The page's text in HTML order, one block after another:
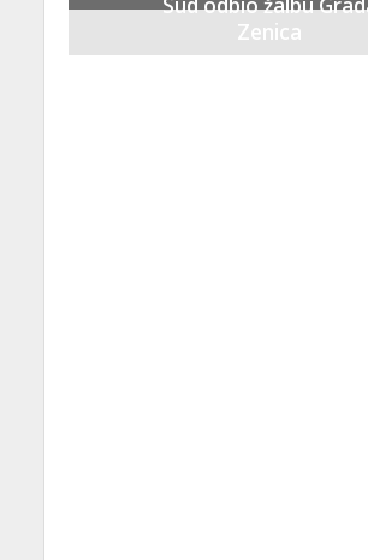
Sud odbio žalbu
Zenica